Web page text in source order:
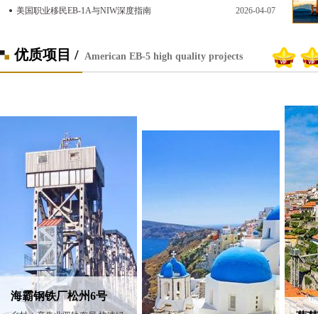
2026-04-07
美国职业移民EB-1A与NIW深度指南
优质项目 / American EB-5 high quality projects
海霸钢铁厂松州6号